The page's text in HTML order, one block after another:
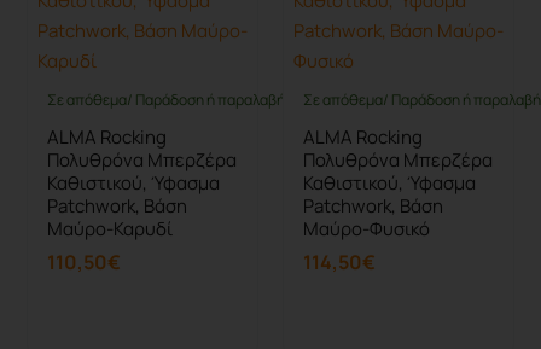
Σε απόθεμα/ Παράδοση ή παραλαβή έως 10 ημέρες
ALMA Rocking
Πολυθρόνα Μπερζέρα
Καθιστικού, Ύφασμα
Patchwork, Βάση
Μαύρο-Καρυδί
110,50€
Σε απόθεμα/ Παράδοση ή
ALMA Rocking
Πολυθρόνα Μπερζέρα
Καθιστικού, Ύφασμα
Patchwork, Βάση
Μαύρο-Φυσικό
114,50€